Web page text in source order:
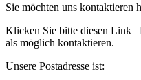
Sie möchten uns kontaktieren
Klicken Sie bitte diesen Link
als möglich kontaktieren.
Unsere Postadresse ist: